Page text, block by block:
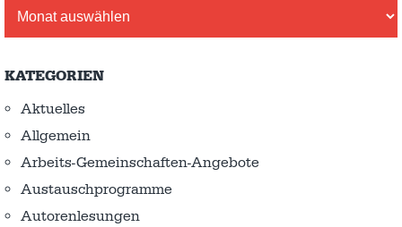
KATEGORIEN
Aktuelles
Allgemein
Arbeits-Gemeinschaften-Angebote
Austausch­programme
Autorenlesungen